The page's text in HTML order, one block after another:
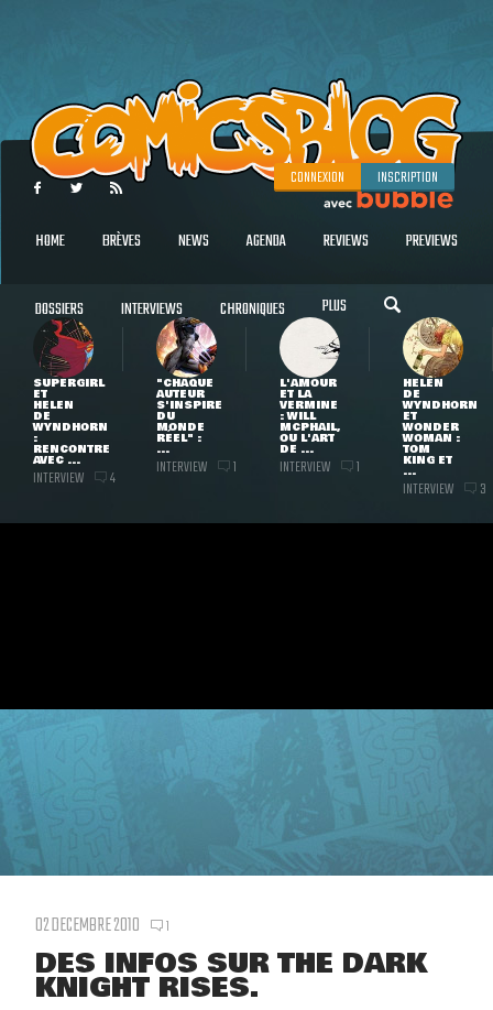
CONNEXION INSCRIPTION
HOME BRÈVES NEWS AGENDA REVIEWS PREVIEWS
DOSSIERS INTERVIEWS CHRONIQUES PLUS
SUPERGIRL
ET
HELEN
DE
WYNDHORN
:
RENCONTRE
AVEC ...
INTERVIEW 4
"CHAQUE
AUTEUR
S'INSPIRE
DU
MONDE
RÉEL" :
...
INTERVIEW 1
L'AMOUR
ET LA
VERMINE
: WILL
MCPHAIL,
OU L'ART
DE ...
INTERVIEW 1
HELEN
DE
WYNDHORN
ET
WONDER
WOMAN :
TOM
KING ET
...
INTERVIEW 3
02 DECEMBRE 2010 1
DES INFOS SUR THE DARK
KNIGHT RISES.